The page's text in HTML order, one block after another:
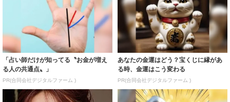
「占い師だけが知ってる〝お金が増え
る人の共通点〟」
PR(合同会社デジタルファーム )
あなたの金運はどう？宝くじに縁があ
る時、金運はこう変わる
PR(合同会社デジタルファーム )